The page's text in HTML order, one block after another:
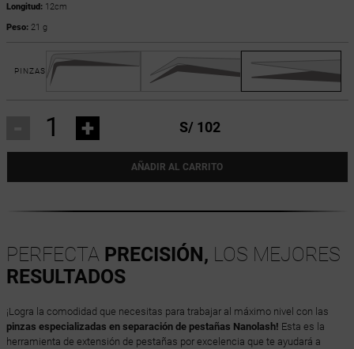
Longitud:12cm
Peso:21 g
PINZAS
+ S/ 102
AÑADIR AL CARRITO
PERFECTA PRECISIÓN, LOS MEJORES
RESULTADOS
¡Logra la comodidad que necesitas para trabajar al máximo nivel con las
pinzas especializadas en separación de pestañas Nanolash! Esta es la
herramienta de extensión de pestañas por excelencia que te ayudará a